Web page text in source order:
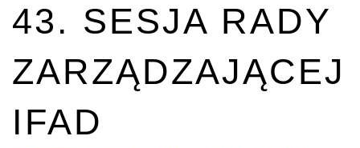
43. SESJA RADY
ZARZĄDZAJĄCEJ
IFAD